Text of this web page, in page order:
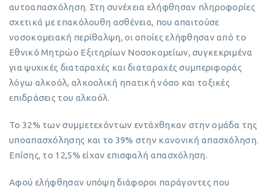
αυτοαπασχόληση. Στη συνέχεια ελήφθησαν πληροφορίες
σχετικά με επακόλουθη ασθένεια, που απαιτούσε
νοσοκομειακή περίθαλψη, οι οποίες ελήφθησαν από το
Εθνικό Μητρώο Εξιτηρίων Νοσοκομείων, συγκεκριμένα
για ψυχικές διαταραχές και διαταραχές συμπεριφοράς
λόγω αλκοόλ, αλκοολική ηπατική νόσο και τοξικές
επιδράσεις του αλκοόλ.
Το 32% των συμμετεχόντων εντάχθηκαν στην ομάδα της
υποαπασχόλησης και το 39% στην κανονική απασχόληση.
Επίσης, το 12,5% είχαν επισφαλή απασχόληση.
Αφού ελήφθησαν υπόψη διάφοροι παράγοντες που